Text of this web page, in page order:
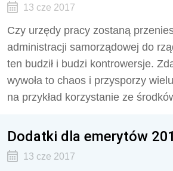
13 cze 2017
Czy urzędy pracy zostaną
administracji samorządowej do
ten budził i budzi kontrowersje.
wywoła to chaos i przysporzy
na przykład korzystanie ze
Dodatki dla emerytów
13 cze 2017